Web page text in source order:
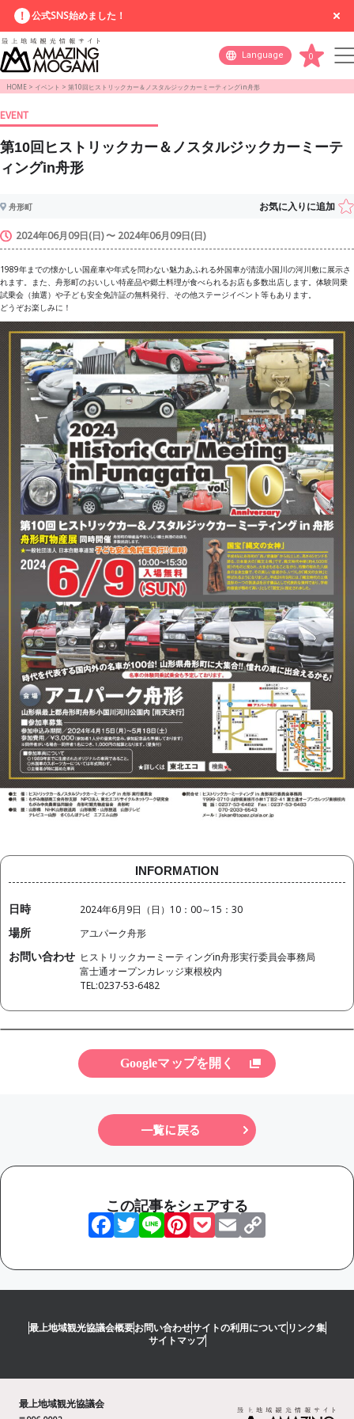
公式SNS始めました！
Language 0
HOME > イベント > 第10回ヒストリックカー＆ノスタルジックカーミーティングin舟形
EVENT
第10回ヒストリックカー＆ノスタルジックカーミーテ
ィングin舟形
舟形町 お気に入りに追加
2024年06月09日(日) 〜 2024年06月09日(日)
1989年までの懐かしい国産車や年式を問わない魅力あふれる外国車が清流小国川の河川敷に展示さ
れます。また、舟形町のおいしい特産品や郷土料理が食べられるお店も多数出店します。体験同乗
試乗会（抽選）や子ども安全免許証の無料発行、その他ステージイベント等もあります。
どうぞお楽しみに！
INFORMATION
日時 2024年6月9日（日）10：00～15：30
場所 アユパーク舟形
お問い合わせ ヒストリックカーミーティングin舟形実行委員会事務局
富士通オープンカレッジ東根校内
TEL:0237-53-6482
Googleマップを開く
一覧に戻る
この記事をシェアする
Facebook
Twitter
LinePinterest
Pocket
Email
最上地域観光協議会概要お問い合わせサイトの利用について リンク集
サイトマップ
最上地域観光協議会